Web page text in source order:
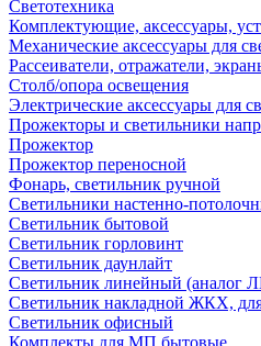
Светотехника
Комплектующие, аксессуары,
Механические аксессуары для
Рассеиватели, отражатели,
Столб/опора освещения
Электрические аксессуары для
Прожекторы и светильники
Прожектор
Прожектор переносной
Фонарь, светильник ручной
Светильники настенно-
Светильник бытовой
Светильник горловинт
Светильник даунлайт
Светильник линейный (аналог
Светильник накладной ЖКХ,
Светильник офисный
Комплекты для МП бытовые